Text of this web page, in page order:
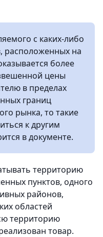
с каких-либо
расположенных на
более
цены
в пределах
границ
рынка, то такие
к другим
в документе.
территорию
пунктов, одного
районов,
областей
территорию
товар.